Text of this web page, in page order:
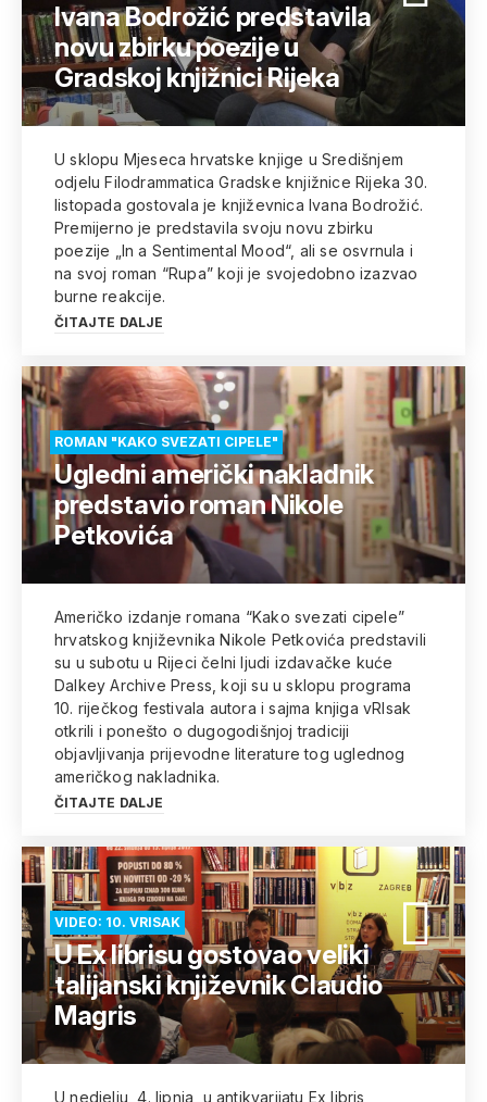
Ivana Bodrožić predstavila
novu zbirku poezije u
Gradskoj knjižnici Rijeka
U sklopu Mjeseca hrvatske knjige u Središnjem
odjelu Filodrammatica Gradske knjižnice Rijeka 30.
listopada gostovala je književnica Ivana Bodrožić.
Premijerno je predstavila svoju novu zbirku
poezije „In a Sentimental Mood“, ali se osvrnula i
na svoj roman “Rupa” koji je svojedobno izazvao
burne reakcije.
ČITAJTE DALJE
ROMAN "KAKO SVEZATI CIPELE"
Ugledni američki nakladnik
predstavio roman Nikole
Petkovića
Američko izdanje romana “Kako svezati cipele”
hrvatskog književnika Nikole Petkovića predstavili
su u subotu u Rijeci čelni ljudi izdavačke kuće
Dalkey Archive Press, koji su u sklopu programa
10. riječkog festivala autora i sajma knjiga vRIsak
otkrili i ponešto o dugogodišnjoj tradiciji
objavljivanja prijevodne literature tog uglednog
američkog nakladnika.
ČITAJTE DALJE
VIDEO: 10. VRISAK
U Ex librisu gostovao veliki
talijanski književnik Claudio
Magris
U nedjelju, 4. lipnja, u antikvarijatu Ex libris